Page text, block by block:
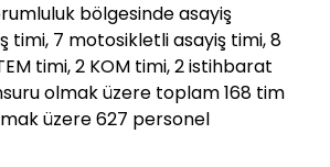
bölgesinde asayiş
timi, 7 motosikletli asayiş timi, 8
timi, 2 KOM timi, 2 istihbarat
olmak üzere toplam 168 tim
üzere 627 personel